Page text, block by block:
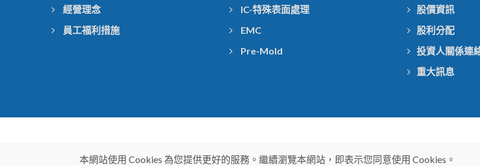
經營理念
員工福利措施
IC-特殊表面處理
EMC
Pre-Mold
股價資訊
股利分配
投資人關係連
重大訊息
本網站使用 Cookies 為您提供更好的服務。繼續瀏覽本網站，即表示您同意使用 Cookies。